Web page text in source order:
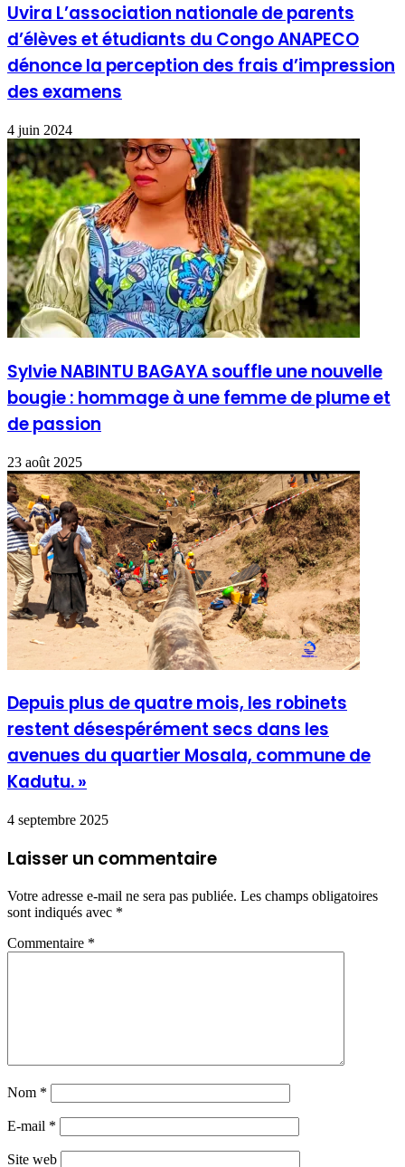
Uvira L’association nationale de parents
d’élèves et étudiants du Congo ANAPECO
dénonce la perception des frais d’impression
des examens
4 juin 2024
Sylvie NABINTU BAGAYA souffle une nouvelle
bougie : hommage à une femme de plume et
de passion
23 août 2025
Depuis plus de quatre mois, les robinets
restent désespérément secs dans les
avenues du quartier Mosala, commune de
Kadutu. »
4 septembre 2025
Laisser un commentaire
Votre adresse e-mail ne sera pas publiée. Les champs obligatoires
sont indiqués avec *
Commentaire *
Nom *
E-mail *
Site web